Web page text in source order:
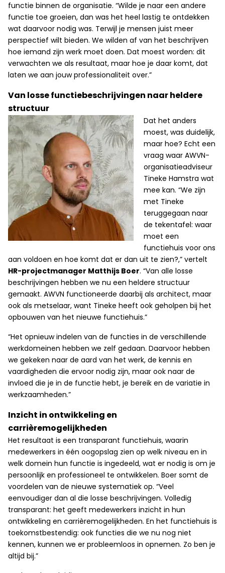
functie binnen de organisatie. “Wilde je naar een andere
functie toe groeien, dan was het heel lastig te ontdekken
wat daarvoor nodig was. Terwijl je mensen juist meer
perspectief wilt bieden. We wilden af van het beschrijven
hoe iemand zijn werk moet doen. Dat moest worden: dit
verwachten we als resultaat, maar hoe je daar komt, dat
laten we aan jouw professionaliteit over.”
Van losse functiebeschrijvingen naar heldere
structuur
Dat het anders
moest, was duidelijk,
maar hoe? Echt een
vraag waar AWVN-
organisatieadviseur
Tineke Hamstra wat
mee kan. “We zijn
met Tineke
teruggegaan naar
de tekentafel: waar
moet een
functiehuis voor ons
aan voldoen en hoe komt dat er dan uit te zien?,” vertelt
HR-projectmanager Matthijs Boer. “Van alle losse
beschrijvingen hebben we nu een heldere structuur
gemaakt. AWVN functioneerde daarbij als architect, maar
ook als metselaar, want Tineke heeft ook geholpen bij het
opbouwen van het nieuwe functiehuis.”
“Het opnieuw indelen van de functies in de verschillende
werkdomeinen hebben we zelf gedaan. Daarvoor hebben
we gekeken naar de aard van het werk, de kennis en
vaardigheden die ervoor nodig zijn, maar ook naar de
invloed die je in de functie hebt, je bereik en de variatie in
werkzaamheden.”
Inzicht in ontwikkeling en
carrièremogelijkheden
Het resultaat is een transparant functiehuis, waarin
medewerkers in één oogopslag zien op welk niveau en in
welk domein hun functie is ingedeeld, wat er nodig is om je
persoonlijk en professioneel te ontwikkelen. Boer somt de
voordelen van de nieuwe systematiek op. “Veel
eenvoudiger dan al die losse beschrijvingen. Volledig
transparant: het geeft medewerkers inzicht in hun
ontwikkeling en carrièremogelijkheden. En het functiehuis is
toekomstbestendig: ook functies die we nu nog niet
kennen, kunnen we er probleemloos in opnemen. Zo ben je
altijd bij.”